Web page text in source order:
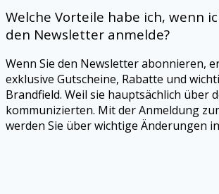
Welche Vorteile habe ich, wenn
den Newsletter anmelde?
Wenn Sie den Newsletter abonnieren,
exklusive Gutscheine, Rabatte und
Brandfield. Weil sie hauptsächlich über
kommunizierten. Mit der Anmeldung
werden Sie über wichtige Änderungen